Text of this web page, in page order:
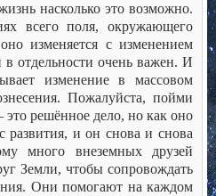
насколько это возможно.
всего поля, окружающего
изменяется с изменением
отдельности очень важен. И
изменение в массовом
Пожалуйста, пойми
это решённое дело, но как оно
развития, и он снова и снова
много внеземных друзей
Земли, чтобы сопровождать
Они помогают на каждом